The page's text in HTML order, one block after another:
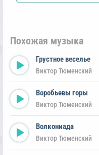
Похожая музыка
Грустное веселье
Виктор Тюменский
Воробьевы горы
Виктор Тюменский
Волкониада
Виктор Тюменский